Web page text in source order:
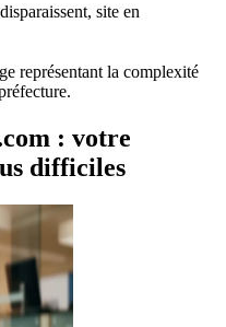
site en
représentant la complexité
: votre
difficiles